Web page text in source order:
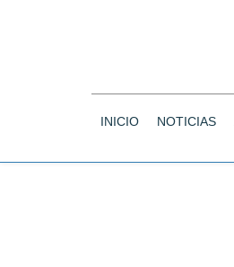
INICIO NOTICIAS